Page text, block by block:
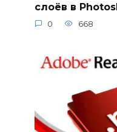
слоёв в
0 668